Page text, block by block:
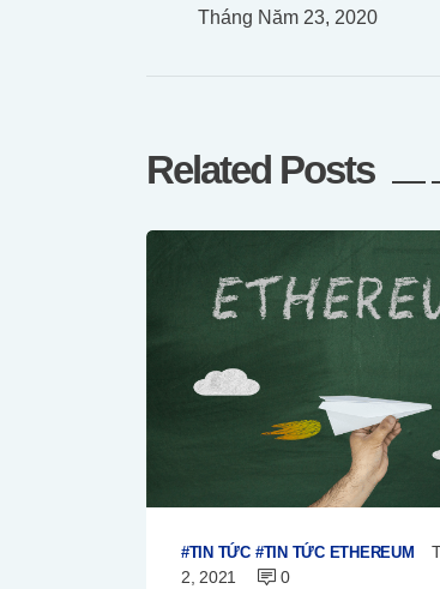
Tháng Năm 23, 2020
Related Posts
TIN TỨC TIN TỨC ETHEREUM
2, 2021
0